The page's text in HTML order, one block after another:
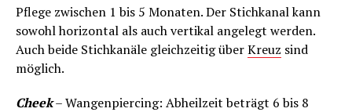
Pflege zwischen 1 bis 5 Monaten. Der Stichkanal kann
sowohl horizontal als auch vertikal angelegt werden.
Auch beide Stichkanäle gleichzeitig überKreuz sind
möglich.
Cheek– Wangenpiercing: Abheilzeit beträgt 6 bis 8